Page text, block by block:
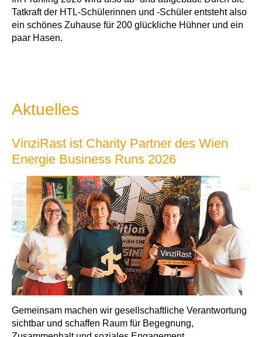
Tatkraft der HTL-Schülerinnen und -Schüler entsteht also
ein schönes Zuhause für 200 glückliche Hühner und ein
paar Hasen.
Aktuelles
VinziRast ist Charity Partner des Wien
Energie Business Runs 2026
Gemeinsam machen wir gesellschaftliche Verantwortung
sichtbar und schaffen Raum für Begegnung,